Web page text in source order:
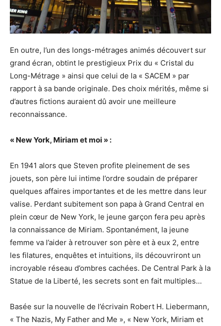
En outre, l’un des longs-métrages animés découvert sur
grand écran, obtint le prestigieux Prix du « Cristal du
Long-Métrage » ainsi que celui de la « SACEM » par
rapport à sa bande originale. Des choix mérités, même si
d’autres fictions auraient dû avoir une meilleure
reconnaissance.
« New York, Miriam et moi » :
En 1941 alors que Steven profite pleinement de ses
jouets, son père lui intime l’ordre soudain de préparer
quelques affaires importantes et de les mettre dans leur
valise. Perdant subitement son papa à Grand Central en
plein cœur de New York, le jeune garçon fera peu après
la connaissance de Miriam. Spontanément, la jeune
femme va l’aider à retrouver son père et à eux 2, entre
les filatures, enquêtes et intuitions, ils découvriront un
incroyable réseau d’ombres cachées. De Central Park à la
Statue de la Liberté, les secrets sont en fait multiples…
Basée sur la nouvelle de l’écrivain Robert H. Liebermann,
« The Nazis, My Father and Me », « New York, Miriam et